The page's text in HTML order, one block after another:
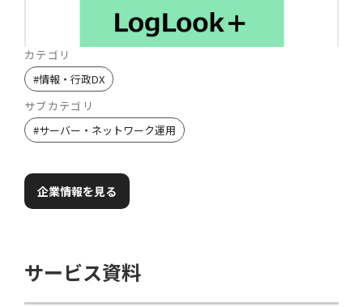
カテゴリ
#情報・行政DX
サブカテゴリ
#サーバー・ネットワーク運用
企業情報を見る
サービス資料